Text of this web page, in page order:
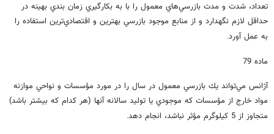
تعداد، شدت و مدت بازرسي‌هاي معمول را با به بكارگيري زمان بندي بهينه در
حداقل لازم نگهدارد و از منابع موجود بازرسي بهترين و اقتصادي‌ترين استفاده را
به عمل آورد.
ماده 79
آژانس مي‌تواند يك بازرسي معمول در سال را در مورد مؤسسات و نواحي موازنه
مواد خارج از مؤسسات كه موجودي يا توليد سالانه آنها (هر كدام كه بيشتر باشد)
متجاوز از 5 كيلوگرم مؤثر نباشد، انجام دهد
.